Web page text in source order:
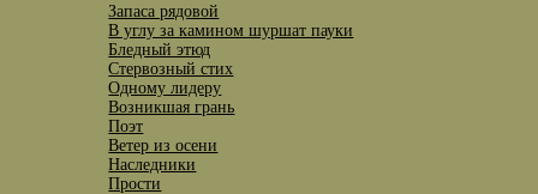
Запаса рядовой
В углу за камином шуршат пауки
Бледный этюд
Стервозный стих
Одному лидеру
Возникшая грань
Поэт
Ветер из осени
Наследники
Прости